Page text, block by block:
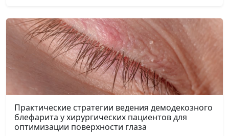
Практические стратегии ведения демодекозного
блефарита у хирургических пациентов для
оптимизации поверхности глаза